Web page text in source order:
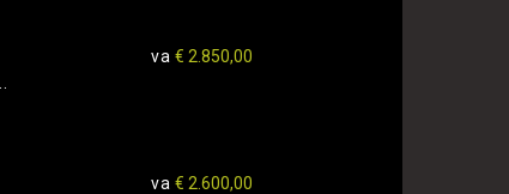
va € 2.850,00
va € 2.600,00